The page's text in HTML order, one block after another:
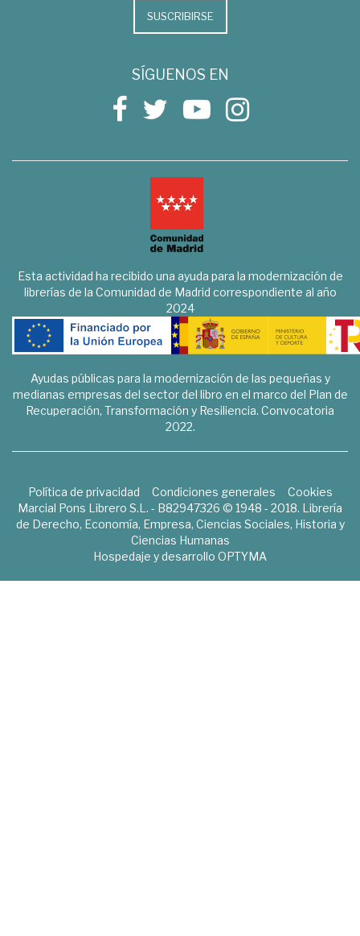
SUSCRIBIRSE
SÍGUENOS EN
Esta actividad ha recibido una ayuda para la modernización de
librerías de la Comunidad de Madrid correspondiente al año
2024
Ayudas públicas para la modernización de las pequeñas y
medianas empresas del sector del libro en el marco del Plan de
Recuperación, Transformación y Resiliencia. Convocatoria
2022.
Política de privacidad Condiciones generales
Cookies
Marcial Pons Librero S.L. - B82947326 © 1948 - 2018. Librería
de Derecho, Economía, Empresa, Ciencias Sociales, Historia y
Ciencias Humanas
Hospedaje y desarrollo OPTYMA